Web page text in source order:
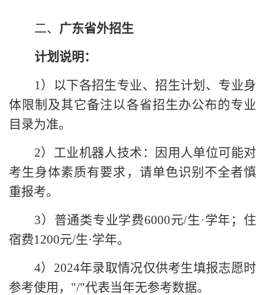
二、 广东省外招生
计划说明：
1） 以下各招生专业、招生计划、专业身
体限制及其它备注以各省招生办公布的专业
目录为准。
2）工业机器人技术：因用人单位可能对
考生身体素质有要求，请单色识别不全者慎
重报考。
3）普通类专业学费6000元/生·学年；住
宿费1200元/生·学年。
4）2024年录取情况仅供考生填报志愿时
参考使用，"/"代表当年无参考数据。